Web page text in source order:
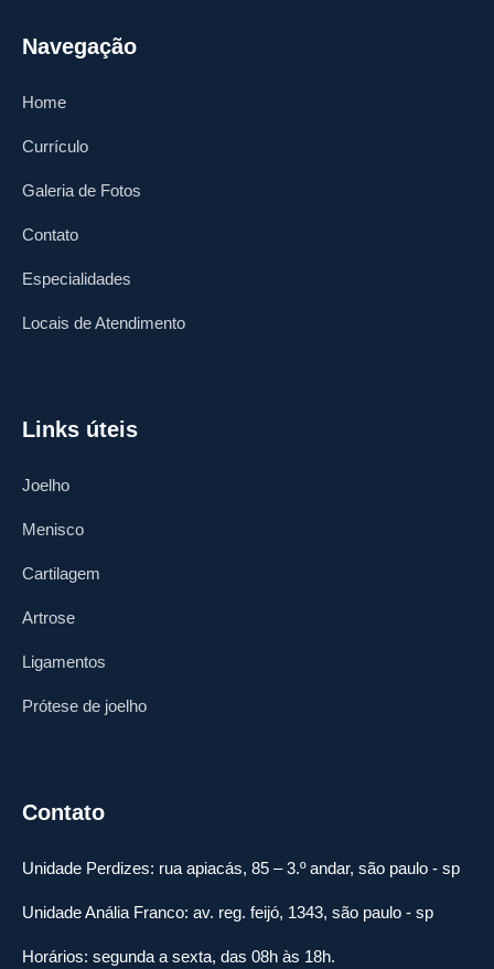
Navegação
Home
Currículo
Galeria de Fotos
Contato
Especialidades
Locais de Atendimento
Links úteis
Joelho
Menisco
Cartilagem
Artrose
Ligamentos
Prótese de joelho
Contato
Unidade Perdizes: rua apiacás, 85 – 3.º andar, são paulo - sp
Unidade Anália Franco: av. reg. feijó, 1343, são paulo - sp
Horários: segunda a sexta, das 08h às 18h.